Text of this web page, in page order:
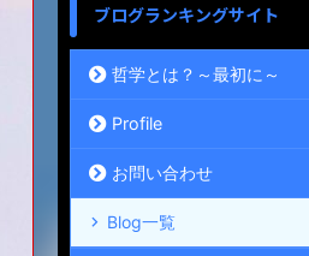
ブログランキングサイト
哲学とは？～最初に～
Profile
お問い合わせ
Blog一覧